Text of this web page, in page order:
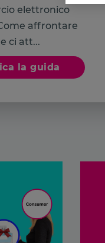
Axeptio
elettronico
affrontare
ci att...
la guida